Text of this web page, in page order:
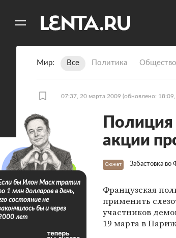
Мир Все Политика Общество
07:37, 20 марта 2009 (обновлено:
Полиция
акции
Сюжет Забастовка во
Французская
применить
участников
19 марта в
бы Илон Маск тратил
1 млн долларов в день,
состояние не
бы и через
лет